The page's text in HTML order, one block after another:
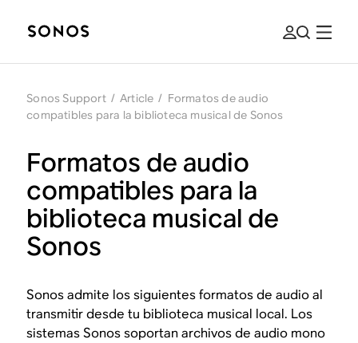
Sonos Support / Article / Formatos de audio
compatibles para la biblioteca musical de Sonos
Formatos de audio
compatibles para la
biblioteca musical de
Sonos
Sonos admite los siguientes formatos de audio al
transmitir desde tu biblioteca musical local. Los
sistemas Sonos soportan archivos de audio mono